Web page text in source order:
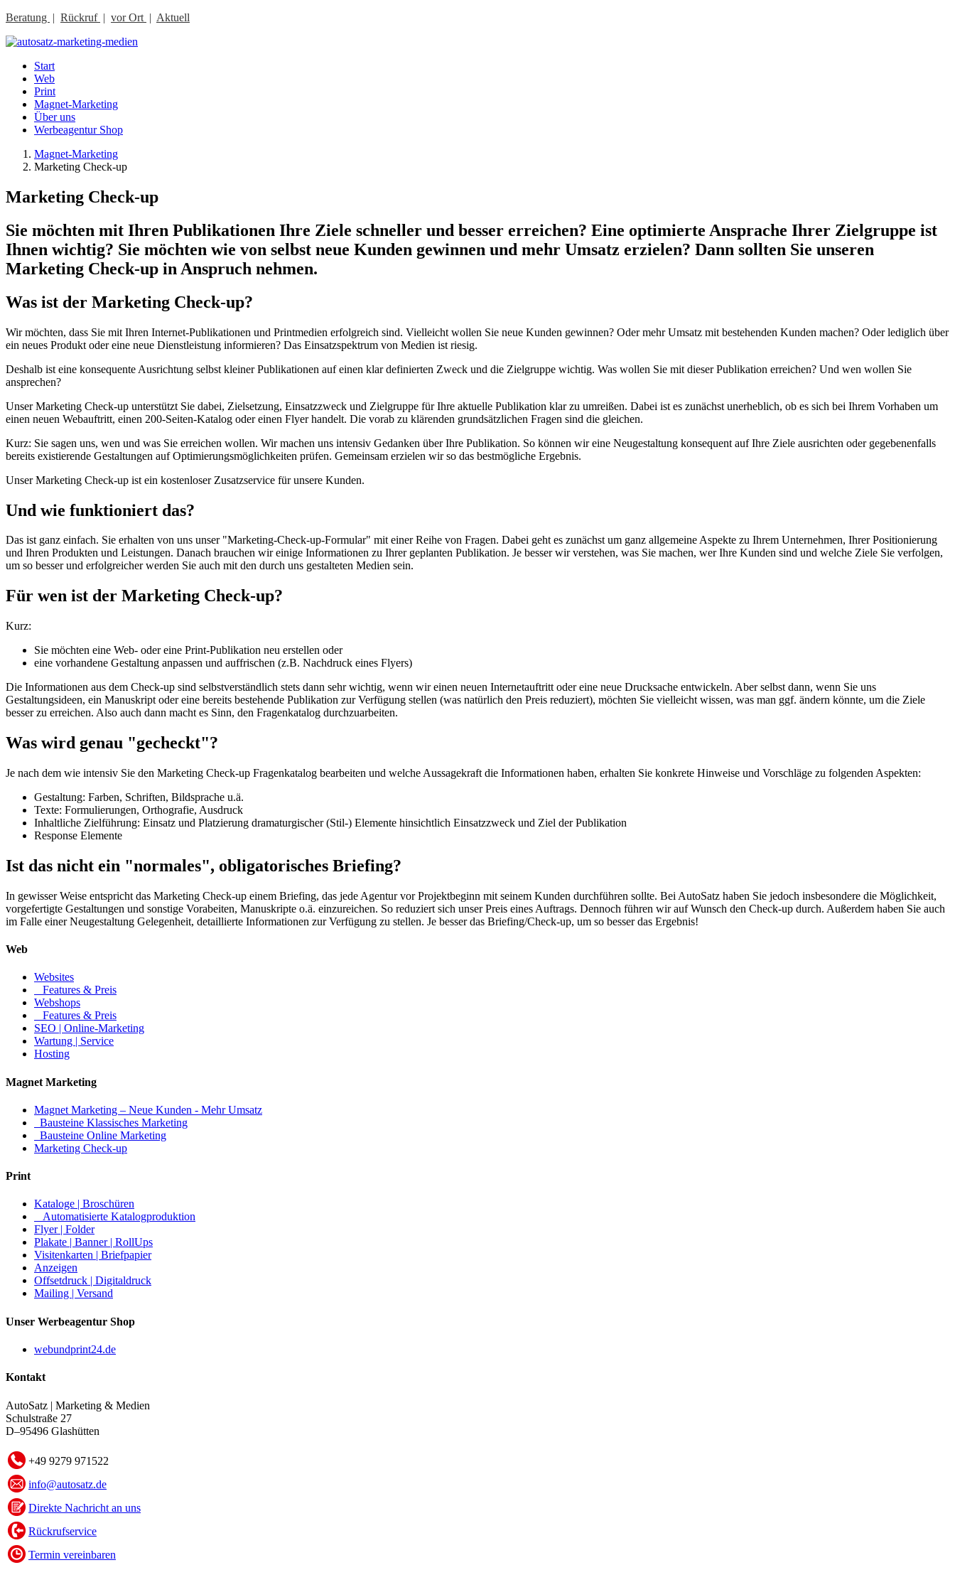
Beratung | Rückruf | vor Ort | Aktuell
Start
Web
Print
Magnet-Marketing
Über uns
Werbeagentur Shop
Magnet-Marketing
Marketing Check-up
Marketing Check-up
Sie möchten mit Ihren Publikationen Ihre Ziele schneller und besser erreichen? Eine optimierte Ansprache Ihrer Zielgruppe ist
Ihnen wichtig? Sie möchten wie von selbst neue Kunden gewinnen und mehr Umsatz erzielen? Dann sollten Sie unseren
Marketing Check-up in Anspruch nehmen.
Was ist der Marketing Check-up?
Wir möchten, dass Sie mit Ihren Internet-Publikationen und Printmedien erfolgreich sind. Vielleicht wollen Sie neue Kunden gewinnen? Oder mehr Umsatz mit bestehenden Kunden machen? Oder lediglich über
ein neues Produkt oder eine neue Dienstleistung informieren? Das Einsatzspektrum von Medien ist riesig.
Deshalb ist eine konsequente Ausrichtung selbst kleiner Publikationen auf einen klar definierten Zweck und die Zielgruppe wichtig. Was wollen Sie mit dieser Publikation erreichen? Und wen wollen Sie
ansprechen?
Unser Marketing Check-up unterstützt Sie dabei, Zielsetzung, Einsatzzweck und Zielgruppe für Ihre aktuelle Publikation klar zu umreißen. Dabei ist es zunächst unerheblich, ob es sich bei Ihrem Vorhaben um
einen neuen Webauftritt, einen 200-Seiten-Katalog oder einen Flyer handelt. Die vorab zu klärenden grundsätzlichen Fragen sind die gleichen.
Kurz: Sie sagen uns, wen und was Sie erreichen wollen. Wir machen uns intensiv Gedanken über Ihre Publikation. So können wir eine Neugestaltung konsequent auf Ihre Ziele ausrichten oder gegebenenfalls
bereits existierende Gestaltungen auf Optimierungsmöglichkeiten prüfen. Gemeinsam erzielen wir so das bestmögliche Ergebnis.
Unser Marketing Check-up ist ein kostenloser Zusatzservice für unsere Kunden.
Und wie funktioniert das?
Das ist ganz einfach. Sie erhalten von uns unser "Marketing-Check-up-Formular" mit einer Reihe von Fragen. Dabei geht es zunächst um ganz allgemeine Aspekte zu Ihrem Unternehmen, Ihrer Positionierung
und Ihren Produkten und Leistungen. Danach brauchen wir einige Informationen zu Ihrer geplanten Publikation. Je besser wir verstehen, was Sie machen, wer Ihre Kunden sind und welche Ziele Sie verfolgen,
um so besser und erfolgreicher werden Sie auch mit den durch uns gestalteten Medien sein.
Für wen ist der Marketing Check-up?
Kurz:
Sie möchten eine Web- oder eine Print-Publikation neu erstellen oder
eine vorhandene Gestaltung anpassen und auffrischen (z.B. Nachdruck eines Flyers)
Die Informationen aus dem Check-up sind selbstverständlich stets dann sehr wichtig, wenn wir einen neuen Internetauftritt oder eine neue Drucksache entwickeln. Aber selbst dann, wenn Sie uns
Gestaltungsideen, ein Manuskript oder eine bereits bestehende Publikation zur Verfügung stellen (was natürlich den Preis reduziert), möchten Sie vielleicht wissen, was man ggf. ändern könnte, um die Ziele
besser zu erreichen. Also auch dann macht es Sinn, den Fragenkatalog durchzuarbeiten.
Was wird genau "gecheckt"?
Je nach dem wie intensiv Sie den Marketing Check-up Fragenkatalog bearbeiten und welche Aussagekraft die Informationen haben, erhalten Sie konkrete Hinweise und Vorschläge zu folgenden Aspekten:
Gestaltung: Farben, Schriften, Bildsprache u.ä.
Texte: Formulierungen, Orthografie, Ausdruck
Inhaltliche Zielführung: Einsatz und Platzierung dramaturgischer (Stil-) Elemente hinsichtlich Einsatzzweck und Ziel der Publikation
Response Elemente
Ist das nicht ein "normales", obligatorisches Briefing?
In gewisser Weise entspricht das Marketing Check-up einem Briefing, das jede Agentur vor Projektbeginn mit seinem Kunden durchführen sollte. Bei AutoSatz haben Sie jedoch insbesondere die Möglichkeit,
vorgefertigte Gestaltungen und sonstige Vorabeiten, Manuskripte o.ä. einzureichen. So reduziert sich unser Preis eines Auftrags. Dennoch führen wir auf Wunsch den Check-up durch. Außerdem haben Sie auch
im Falle einer Neugestaltung Gelegenheit, detaillierte Informationen zur Verfügung zu stellen. Je besser das Briefing/Check-up, um so besser das Ergebnis!
Web
Websites
Features & Preis
Webshops
Features & Preis
SEO | Online-Marketing
Wartung | Service
Hosting
Magnet Marketing
Magnet Marketing – Neue Kunden - Mehr Umsatz
Bausteine Klassisches Marketing
Bausteine Online Marketing
Marketing Check-up
Print
Kataloge | Broschüren
Automatisierte Katalogproduktion
Flyer | Folder
Plakate | Banner | RollUps
Visitenkarten | Briefpapier
Anzeigen
Offsetdruck | Digitaldruck
Mailing | Versand
Unser Werbeagentur Shop
webundprint24.de
Kontakt
AutoSatz | Marketing & Medien
Schulstraße 27
D–95496 Glashütten
+49 9279 971522
info@autosatz.de
Direkte Nachricht an uns
Rückrufservice
Termin vereinbaren